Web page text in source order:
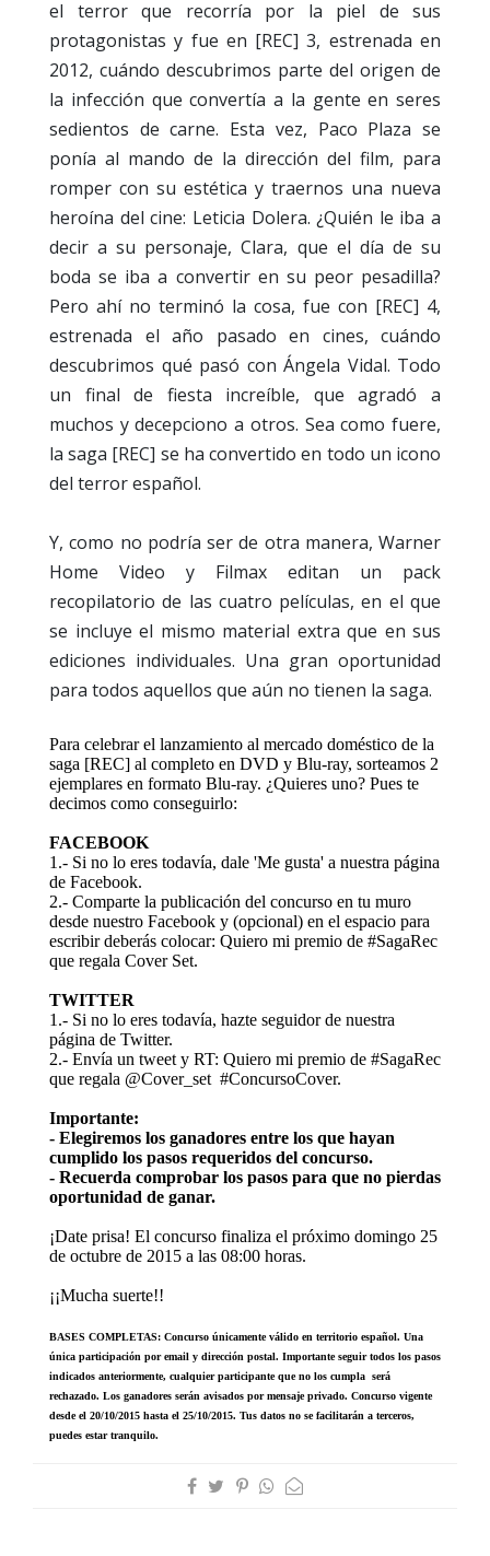
el terror que recorría por la piel de sus
protagonistas y fue en [REC] 3, estrenada en
2012, cuándo descubrimos parte del origen de
la infección que convertía a la gente en seres
sedientos de carne. Esta vez, Paco Plaza se
ponía al mando de la dirección del film, para
romper con su estética y traernos una nueva
heroína del cine: Leticia Dolera. ¿Quién le iba a
decir a su personaje, Clara, que el día de su
boda se iba a convertir en su peor pesadilla?
Pero ahí no terminó la cosa, fue con [REC] 4,
estrenada el año pasado en cines, cuándo
descubrimos qué pasó con Ángela Vidal. Todo
un final de fiesta increíble, que agradó a
muchos y decepciono a otros. Sea como fuere,
la saga [REC] se ha convertido en todo un icono
del terror español.
Y, como no podría ser de otra manera, Warner
Home Video y Filmax editan un pack
recopilatorio de las cuatro películas, en el que
se incluye el mismo material extra que en sus
ediciones individuales. Una gran oportunidad
para todos aquellos que aún no tienen la saga.
Para celebrar el lanzamiento al mercado doméstico de la
saga [REC] al completo en DVD y Blu-ray, sorteamos 2
ejemplares en formato Blu-ray. ¿Quieres uno? Pues te
decimos como conseguirlo:
FACEBOOK
1.- Si no lo eres todavía, dale 'Me gusta' a nuestra página
de Facebook.
2.- Comparte la publicación del concurso en tu muro
desde nuestro Facebook y (opcional) en el espacio para
escribir deberás colocar: Quiero mi premio de #SagaRec
que regala Cover Set.
TWITTER
1.- Si no lo eres todavía, hazte seguidor de nuestra
página de Twitter.
2.- Envía un tweet y RT: Quiero mi premio de #SagaRec
que regala @Cover_set #ConcursoCover.
Importante:
- Elegiremos los ganadores entre los que hayan
cumplido los pasos requeridos del concurso.
- Recuerda comprobar los pasos para que no pierdas
oportunidad de ganar.
¡Date prisa! El concurso finaliza el próximo domingo 25
de octubre de 2015 a las 08:00 horas.
¡¡Mucha suerte!!
BASES COMPLETAS: Concurso únicamente válido en territorio español. Una
única participación por email y dirección postal. Importante seguir todos los pasos
indicados anteriormente, cualquier participante que no los cumpla será
rechazado. Los ganadores serán avisados por mensaje privado. Concurso vigente
desde el 20/10/2015 hasta el 25/10/2015. Tus datos no se facilitarán a terceros,
puedes estar tranquilo.